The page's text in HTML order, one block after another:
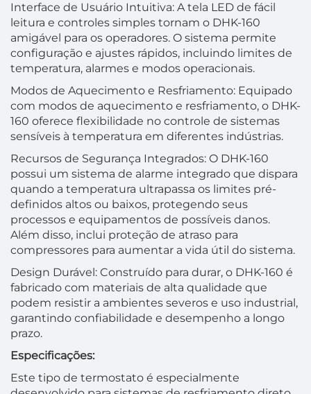
Interface de Usuário Intuitiva: A tela LED de fácil
leitura e controles simples tornam o DHK-160
amigável para os operadores. O sistema permite
configuração e ajustes rápidos, incluindo limites de
temperatura, alarmes e modos operacionais.
Modos de Aquecimento e Resfriamento: Equipado
com modos de aquecimento e resfriamento, o DHK-
160 oferece flexibilidade no controle de sistemas
sensíveis à temperatura em diferentes indústrias.
Recursos de Segurança Integrados: O DHK-160
possui um sistema de alarme integrado que dispara
quando a temperatura ultrapassa os limites pré-
definidos altos ou baixos, protegendo seus
processos e equipamentos de possíveis danos.
Além disso, inclui proteção de atraso para
compressores para aumentar a vida útil do sistema.
Design Durável: Construído para durar, o DHK-160 é
fabricado com materiais de alta qualidade que
podem resistir a ambientes severos e uso industrial,
garantindo confiabilidade e desempenho a longo
prazo.
Especificações:
Este tipo de termostato é especialmente